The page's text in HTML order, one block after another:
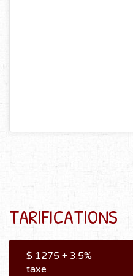
TARIFICATIONS
$ 1275 + 3.5%
taxe